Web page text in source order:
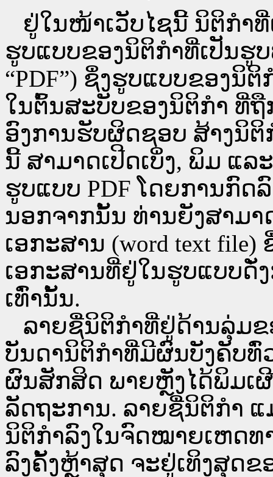
ຢູ່ໃນໜ້າ​ເວັບ​ໄຊ​ນີ້ ນິຕິກຳ
ຮູບແບບຂອງນິຕິກໍາທີ່ເປັນຮູບພ
“PDF”) ຊຶ່ງຮູບແບບຂອງນິ
ໃນຕົ້ນສະບັບຂອງນິຕິກໍາ ທີ່
ອົງການຮັບຜິດຊອບ ສ້າງນິຕິ
ນີ້ ສາມາດເປີດເບິ່ງ, ພິມ ແລ
ຮູບແບບ PDF ໂດຍການກົດ
ນອກຈາກນັ້ນ ທ່ານຍັງສາມາ
ເອກະສານ (word text
ເອກະສານທີ່ຢູ່ໃນຮູບແບບດັ່
ເທົ່ານັ້ນ.
ລາຍຊື່ນິຕິກຳທີ່ຢູ່ດ້ານລຸ່ມ
ບັນດານິຕິກຳທີ່ມີຜົນບັງຄັບທົ່
ຜົນສັກສິດ ພາຍຫຼັງໄດ້ພິມເ
ລັດຖະການ. ລາຍຊື່ນິຕິກຳ
ນິຕິກຳລົງໃນຈົດໝາຍເຫດທ
ລົງຄັ້ງຫຼ້າສຸດ ຈະຢູ່ເທິງສຸດຂ